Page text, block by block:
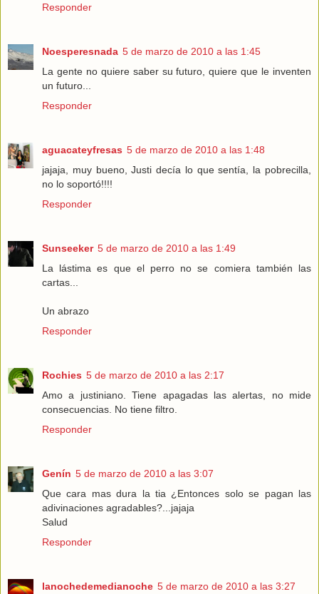
Responder
Noesperesnada 5 de marzo de 2010 a las 1:45
La gente no quiere saber su futuro, quiere que le inventen
un futuro...
Responder
aguacateyfresas 5 de marzo de 2010 a las 1:48
jajaja, muy bueno, Justi decía lo que sentía, la pobrecilla,
no lo soportó!!!!
Responder
Sunseeker 5 de marzo de 2010 a las 1:49
La lástima es que el perro no se comiera también las
cartas...
Un abrazo
Responder
Rochies 5 de marzo de 2010 a las 2:17
Amo a justiniano. Tiene apagadas las alertas, no mide
consecuencias. No tiene filtro.
Responder
Genín 5 de marzo de 2010 a las 3:07
Que cara mas dura la tia ¿Entonces solo se pagan las
adivinaciones agradables?...jajaja
Salud
Responder
lanochedemedianoche 5 de marzo de 2010 a las 3:27